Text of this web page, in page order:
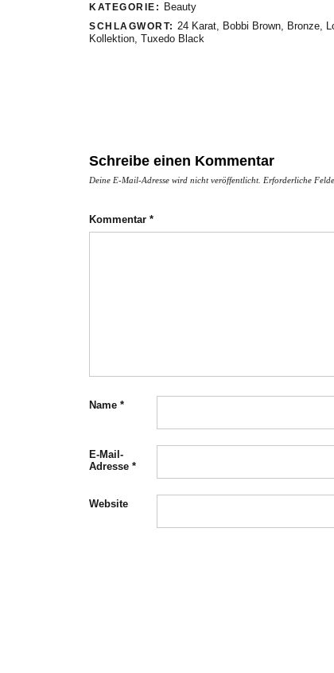
KATEGORIE: Beauty
SCHLAGWORT: 24 Karat, Bobbi Brown, Bronze,
Kollektion, Tuxedo Black
Schreibe einen Kommentar
Deine E-Mail-Adresse wird nicht veröffentlicht. Erforderliche
Kommentar *
Name *
E-Mail-
Adresse *
Website